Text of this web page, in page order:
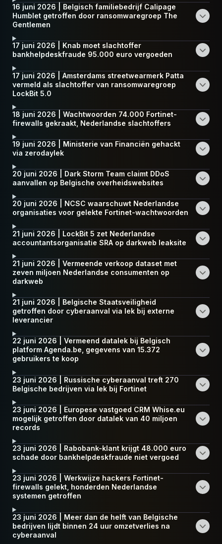
16 juni 2026 | Belgisch familiebedrijf Calipage
Humblet getroffen door ransomwaregroep The
Gentlemen
17 juni 2026 | Knab moet slachtoffer
bankhelpdeskfraude 95.000 euro vergoeden
17 juni 2026 | Amsterdams streetwearmerk Patta
vermeld als slachtoffer van ransomwaregroep
LockBit 5.0
18 juni 2026 | Wachtwoorden 74.000 Fortinet-
firewalls gekraakt, Nederlandse slachtoffers
19 juni 2026 | Ministerie van Financiën gehackt
via zerodaylek
20 juni 2026 | Dark Storm Team claimt DDoS
aanvallen op Belgische overheidswebsites
20 juni 2026 | NCSC waarschuwt Nederlandse
organisaties voor gelekte Fortinet-wachtwoorden
21 juni 2026 | LockBit 5 zet Nederlandse
accountantsorganisatie SRA op darkweb leaksite
21 juni 2026 | Vermeende verkoop dataset met
zeven miljoen Nederlandse consumenten op
darkweb
21 juni 2026 | Belgische Staatsveiligheid
getroffen door cyberaanval via lek bij externe
leverancier
22 juni 2026 | Vermeend datalek bij Belgisch
platform Agenda.be, gegevens van 15.372
gebruikers te koop
23 juni 2026 | Russische cyberaanval treft 270
Belgische bedrijven via lek bij Fortinet
23 juni 2026 | Europese vastgoed CRM Whise.eu
mogelijk getroffen door datalek van 40 miljoen
records
23 juni 2026 | Rabobank-klant krijgt 48.000 euro
schade door bankhelpdeskfraude niet vergoed
23 juni 2026 | Werkwijze hackers Fortinet-
firewalls gelekt, honderden Nederlandse
systemen getroffen
23 juni 2026 | Meer dan de helft van Belgische
bedrijven lijdt binnen 24 uur omzetverlies na
cyberaanval